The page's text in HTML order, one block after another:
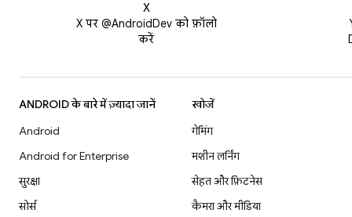
X
X पर @AndroidDev को फ़ॉलो
करें
ANDROID के बारे में ज़्यादा जानें
Android
Android for Enterprise
सुरक्षा
सोर्स
खोजें
गेमिंग
मशीन लर्निंग
सेहत और फ़िटनेस
कैमरा और मीडिया